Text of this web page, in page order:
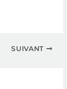
SUIVANT